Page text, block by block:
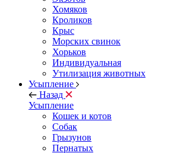
Хомяков
Кроликов
Крыс
Морских свинок
Хорьков
Индивидуальная
Утилизация животных
Усыпление
Назад
Усыпление
Кошек и котов
Собак
Грызунов
Пернатых